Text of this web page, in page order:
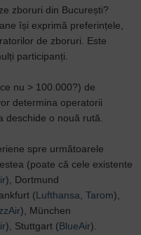
zboruri din București?
își exprimă preferințele,
de zboruri. Este
participanți.
nu > 100.000?) de
determina operatorii
deschide o nouă rută.
spre următoarele
(poate că cele existente
), Dortmund
(Lufthansa Tarom),
), München
), Stuttgart (BlueAir).